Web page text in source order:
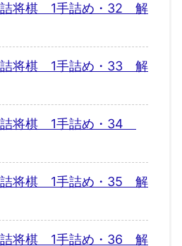
詰将棋 1手詰め・32 解
詰将棋 1手詰め・33 解
詰将棋 1手詰め・34
詰将棋 1手詰め・35 解
詰将棋 1手詰め・36 解